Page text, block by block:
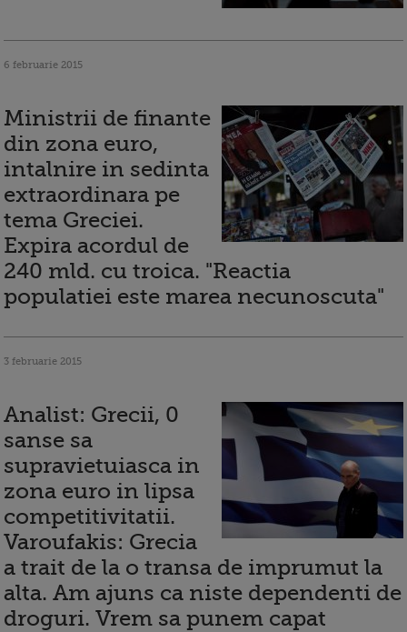
6 februarie 2015
Ministrii de finante
din zona euro,
intalnire in sedinta
extraordinara pe
tema Greciei.
Expira acordul de
240 mld. cu troica. "Reactia
populatiei este marea necunoscuta"
3 februarie 2015
Analist: Grecii, 0
sanse sa
supravietuiasca in
zona euro in lipsa
competitivitatii.
Varoufakis: Grecia
a trait de la o transa de imprumut la
alta. Am ajuns ca niste dependenti de
droguri. Vrem sa punem capat